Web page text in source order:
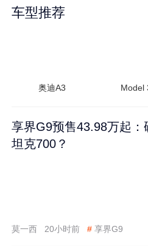
车型推荐
奥迪A3 Model
享界G9预售43.98万起
坦克700？
莫一西 20小时前 # 享界G9